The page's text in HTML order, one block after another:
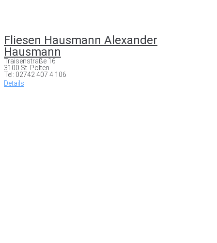
Fliesen Hausmann Alexander
Hausmann
Traisenstraße 16
3100 St. Pölten
Tel: 02742 407 4 106
Details